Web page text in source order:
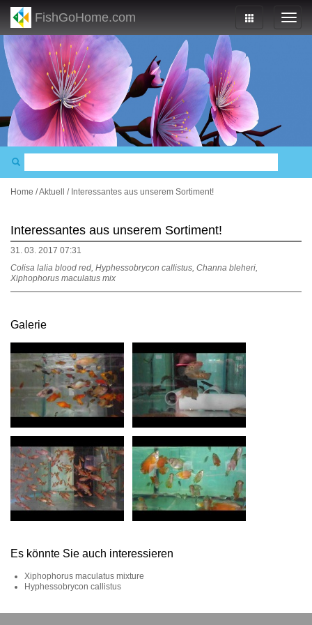
FishGoHome.com
Home /Aktuell / Interessantes aus unserem Sortiment!
Interessantes aus unserem Sortiment!
31. 03. 2017 07:31
Colisa lalia blood red, Hyphessobrycon callistus, Channa bleheri,
Xiphophorus maculatus mix
Galerie
Es könnte Sie auch interessieren
Xiphophorus maculatus mixture
Hyphessobrycon callistus